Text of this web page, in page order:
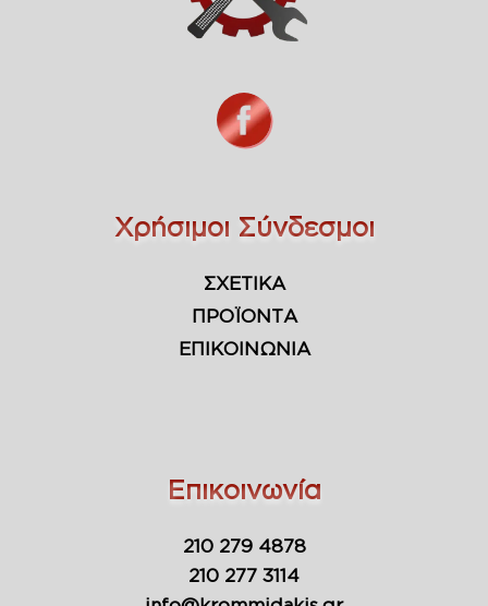
Χρήσιμοι Σύνδεσμοι
ΣΧΕΤΙΚΑ
ΠΡΟΪΟΝΤΑ
ΕΠΙΚΟΙΝΩΝΙΑ
Επικοινωνία
210 279 4878
210 277 3114